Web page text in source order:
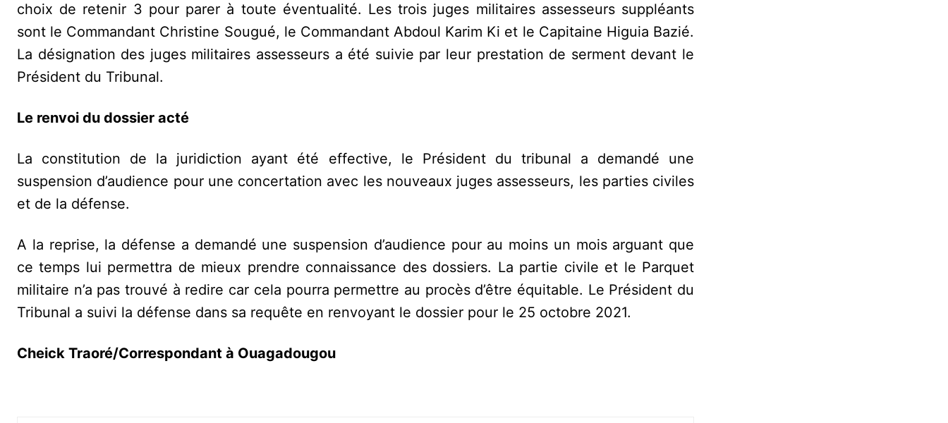
choix de retenir 3 pour parer à toute éventualité. Les trois juges militaires assesseurs suppléants
sont le Commandant Christine Sougué, le Commandant Abdoul Karim Ki et le Capitaine Higuia Bazié.
La désignation des juges militaires assesseurs a été suivie par leur prestation de serment devant le
Président du Tribunal.
Le renvoi du dossier acté
La constitution de la juridiction ayant été effective, le Président du tribunal a demandé une
suspension d’audience pour une concertation avec les nouveaux juges assesseurs, les parties civiles
et de la défense.
A la reprise, la défense a demandé une suspension d’audience pour au moins un mois arguant que
ce temps lui permettra de mieux prendre connaissance des dossiers. La partie civile et le Parquet
militaire n’a pas trouvé à redire car cela pourra permettre au procès d’être équitable. Le Président du
Tribunal a suivi la défense dans sa requête en renvoyant le dossier pour le 25 octobre 2021.
Cheick Traoré/Correspondant à Ouagadougou